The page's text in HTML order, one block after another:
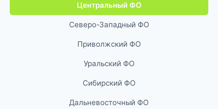
Центральный ФО
Северо-Западный ФО
Приволжский ФО
Уральский ФО
Сибирский ФО
Дальневосточный ФО